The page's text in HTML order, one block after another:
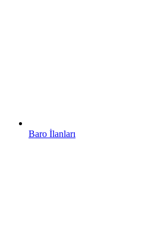
Baro İlanları